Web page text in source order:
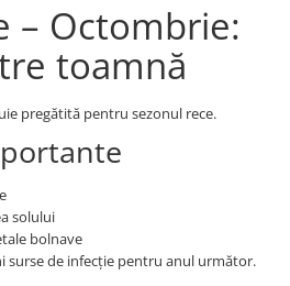
– Octombrie:
toamnă
pregătită pentru sezonul rece.
solului
bolnave
surse de infecție pentru anul următor.